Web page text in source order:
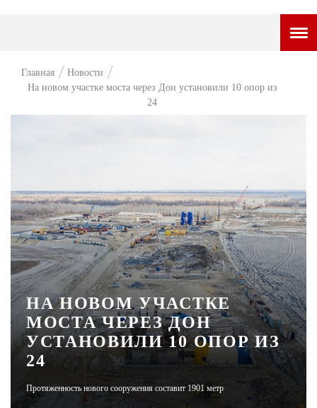
СТИЛЬ ЖИЗНИ
ХАЙП
ЧЕЛОВЕК ОСОБЕННЫЙ
КУЛЬТ ЕДЫ
АФИША
ЖУРНАЛ
Главная
Новости
На новом участке моста через Дон установили 10 опор из
24
НА НОВОМ УЧАСТКЕ
МОСТА ЧЕРЕЗ ДОН
УСТАНОВИЛИ 10 ОПОР ИЗ
24
Протяженность нового сооружения составит 1901 метр